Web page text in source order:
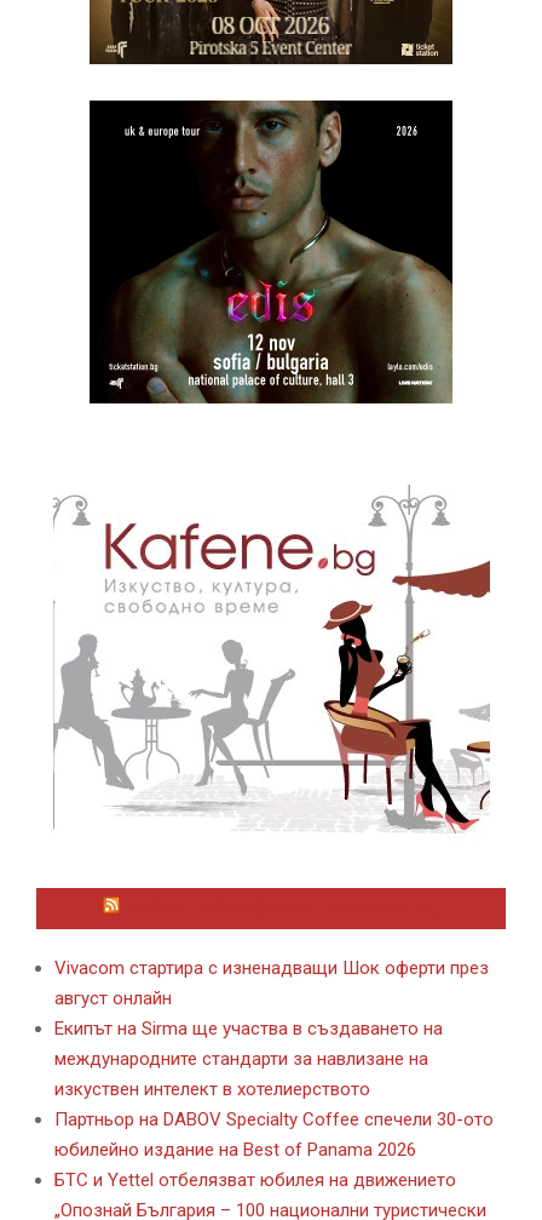
Vivacom стартира с изненадващи Шок оферти през
август онлайн
Екипът на Sirma ще участва в създаването на
международните стандарти за навлизане на
изкуствен интелект в хотелиерството
Партньор на DABOV Specialty Coffee спечели 30-ото
юбилейно издание на Best of Panama 2026
БТС и Yettel отбелязват юбилея на движението
„Опознай България – 100 национални туристически